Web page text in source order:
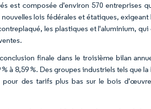
est composée d'environ 570 entreprises
lois fédérales et étatiques,
les plastiques et l'aluminium,
finale dans le troisième bilan
à 8,59 %. Des groupes industriels tels que
des tarifs plus bas sur le bois